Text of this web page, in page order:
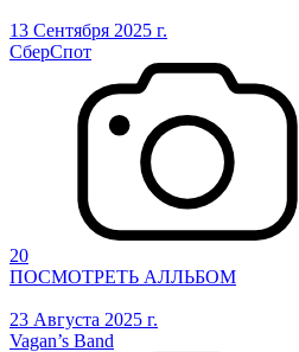
13 Сентября 2025 г.
СберСпот
20
ПОСМОТРЕТЬ АЛЛЬБОМ
23 Августа 2025 г.
Vagan’s Band